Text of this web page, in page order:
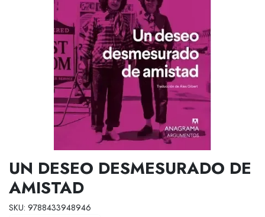
UN DESEO DESMESURADO DE
AMISTAD
SKU: 9788433948946